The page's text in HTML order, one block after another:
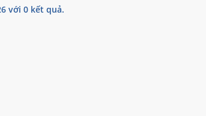
với 0 kết quả.